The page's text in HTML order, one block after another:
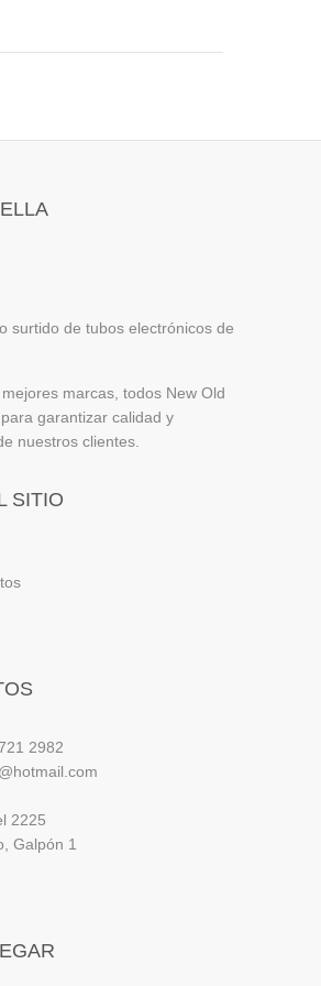
surtido de tubos electrónicos de
marcas, todos New Old
garantizar calidad y
nuestros clientes.
SITIO
2982
2225
Galpón 1